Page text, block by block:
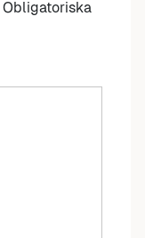
Obligatoriska